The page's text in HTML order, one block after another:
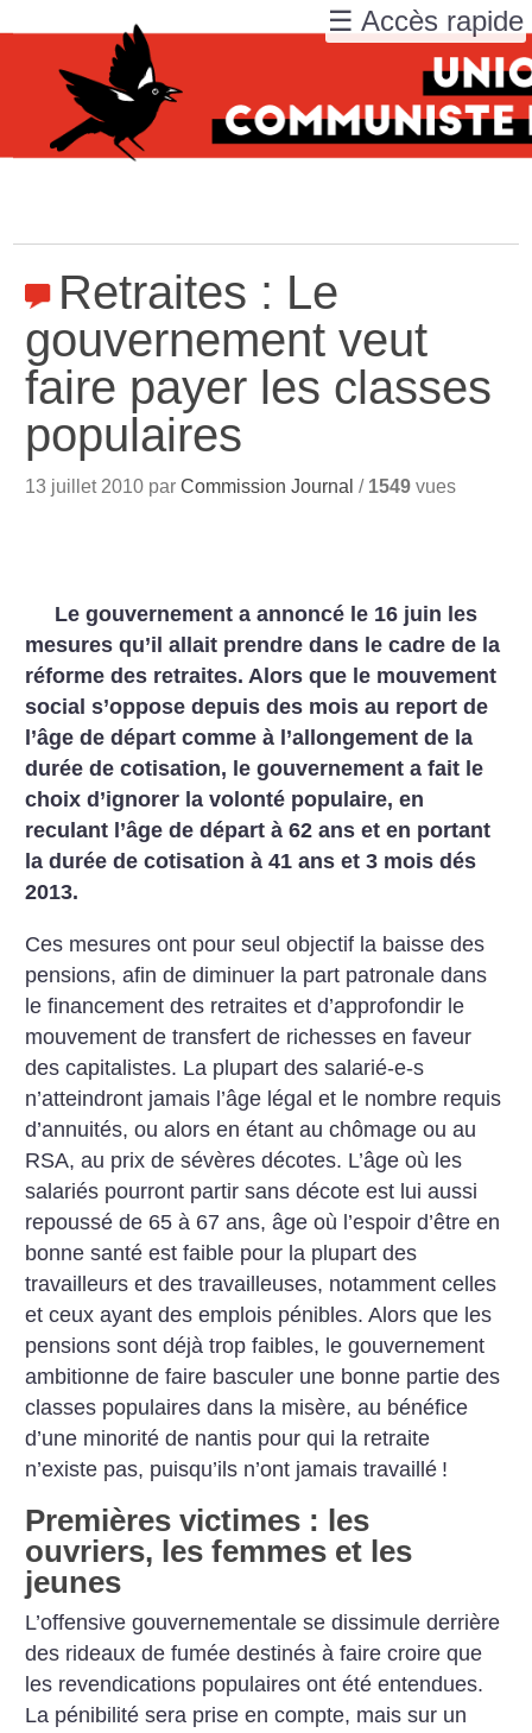
Retraites : Le
gouvernement veut
faire payer les classes
populaires
13 juillet 2010 parCommission Journal / 1549 vues
Le gouvernement a annoncé le 16 juin les
mesures qu’il allait prendre dans le cadre de la
réforme des retraites. Alors que le mouvement
social s’oppose depuis des mois au report de
l’âge de départ comme à l’allongement de la
durée de cotisation, le gouvernement a fait le
choix d’ignorer la volonté populaire, en
reculant l’âge de départ à 62 ans et en portant
la durée de cotisation à 41 ans et 3 mois dés
2013.
Ces mesures ont pour seul objectif la baisse des
pensions, afin de diminuer la part patronale dans
le financement des retraites et d’approfondir le
mouvement de transfert de richesses en faveur
des capitalistes. La plupart des salarié-e-s
n’atteindront jamais l’âge légal et le nombre requis
d’annuités, ou alors en étant au chômage ou au
RSA, au prix de sévères décotes. L’âge où les
salariés pourront partir sans décote est lui aussi
repoussé de 65 à 67 ans, âge où l’espoir d’être en
bonne santé est faible pour la plupart des
travailleurs et des travailleuses, notamment celles
et ceux ayant des emplois pénibles. Alors que les
pensions sont déjà trop faibles, le gouvernement
ambitionne de faire basculer une bonne partie des
classes populaires dans la misère, au bénéfice
d’une minorité de nantis pour qui la retraite
n’existe pas, puisqu’ils n’ont jamais travaillé !
Premières victimes : les
ouvriers, les femmes et les
jeunes
L’offensive gouvernementale se dissimule derrière
des rideaux de fumée destinés à faire croire que
les revendications populaires ont été entendues.
La pénibilité sera prise en compte, mais sur un
☰ Accès rapide